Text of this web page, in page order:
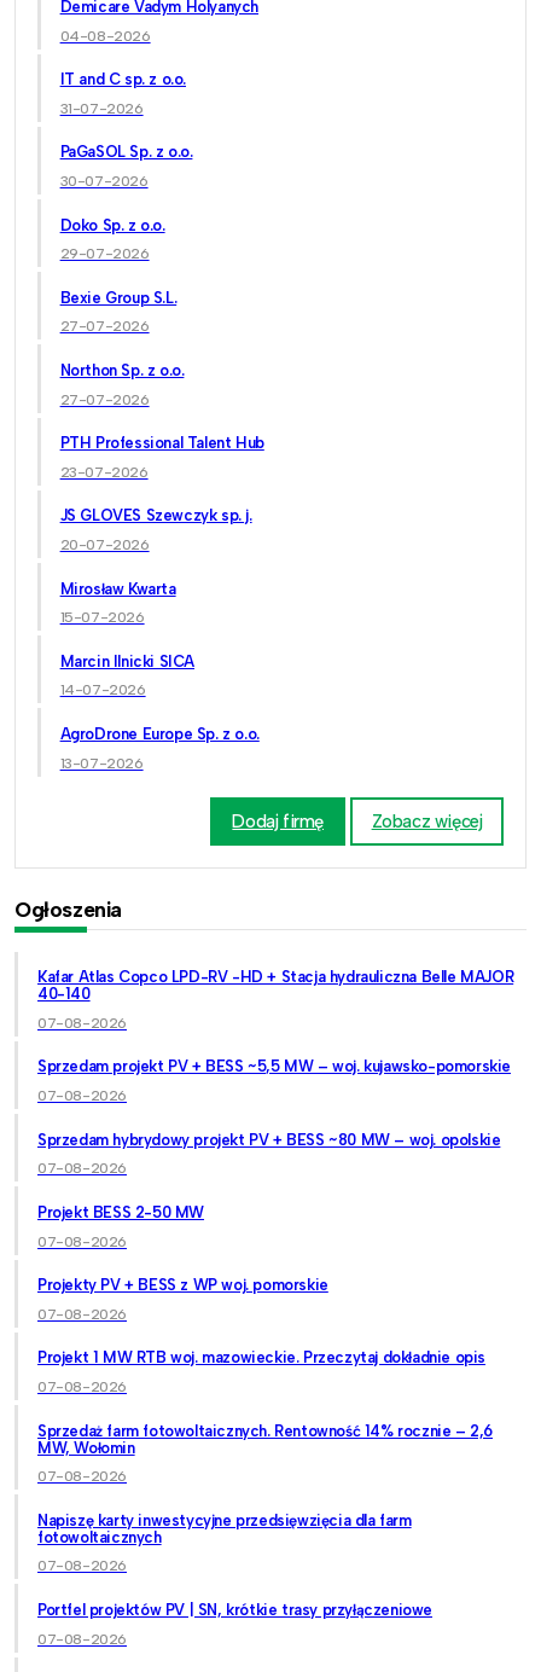
Demicare Vadym Holyanych
04-08-2026
IT and C sp. z o.o.
31-07-2026
PaGaSOL Sp. z o.o.
30-07-2026
Doko Sp. z o.o.
29-07-2026
Bexie Group S.L.
27-07-2026
Northon Sp. z o.o.
27-07-2026
PTH Professional Talent Hub
23-07-2026
JS GLOVES Szewczyk sp. j.
20-07-2026
Mirosław Kwarta
15-07-2026
Marcin Ilnicki SICA
14-07-2026
AgroDrone Europe Sp. z o.o.
13-07-2026
Dodaj firmę Zobacz więcej
Ogłoszenia
Kafar Atlas Copco LPD-RV -HD + Stacja hydrauliczna Belle MAJOR
40-140
07-08-2026
Sprzedam projekt PV + BESS ~5,5 MW – woj. kujawsko-pomorskie
07-08-2026
Sprzedam hybrydowy projekt PV + BESS ~80 MW – woj. opolskie
07-08-2026
Projekt BESS 2-50 MW
07-08-2026
Projekty PV + BESS z WP woj. pomorskie
07-08-2026
Projekt 1 MW RTB woj. mazowieckie. Przeczytaj dokładnie opis
07-08-2026
Sprzedaż farm fotowoltaicznych. Rentowność 14% rocznie – 2,6
MW, Wołomin
07-08-2026
Napiszę karty inwestycyjne przedsięwzięcia dla farm
fotowoltaicznych
07-08-2026
Portfel projektów PV | SN, krótkie trasy przyłączeniowe
07-08-2026